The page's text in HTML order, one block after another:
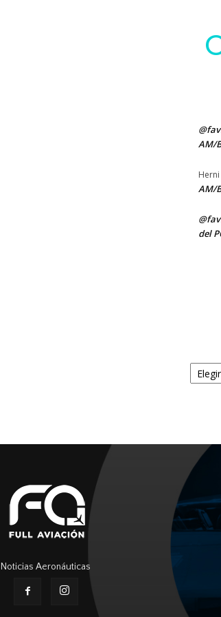
AM/
Herni
AM/
del
Noticias Aeronáuticas